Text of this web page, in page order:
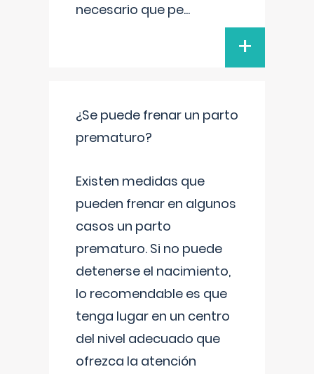
necesario que pe...
+
¿Se puede frenar un parto
prematuro?
Existen medidas que
pueden frenar en algunos
casos un parto
prematuro. Si no puede
detenerse el nacimiento,
lo recomendable es que
tenga lugar en un centro
del nivel adecuado que
ofrezca la atención